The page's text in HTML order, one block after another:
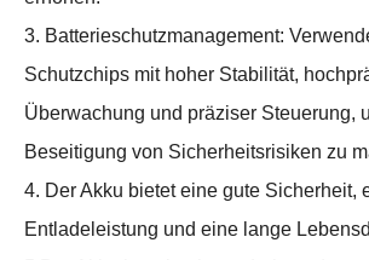
3. Batterieschutzmanagement:
Schutzchips mit hoher Stabilität,
Überwachung und präziser Steuerung,
Beseitigung von Sicherheitsrisiken zu
4. Der Akku bietet eine gute Sicherheit,
Entladeleistung und eine lange